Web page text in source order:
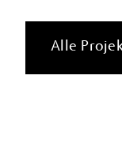
Alle